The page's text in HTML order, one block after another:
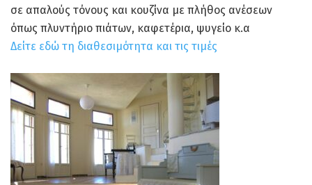
σε απαλούς τόνους και κουζίνα με πλήθος ανέσεων
όπως πλυντήριο πιάτων, καφετέρια, ψυγείο κ.α
Δείτε εδώ τη διαθεσιμότητα και τις τιμές